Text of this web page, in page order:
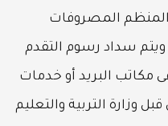
المنظم المصروفات
للعام الدراسي 2025، ويتم سداد رسوم التقدم
مكاتب البريد أو خدمات
وزارة التربية والتعليم